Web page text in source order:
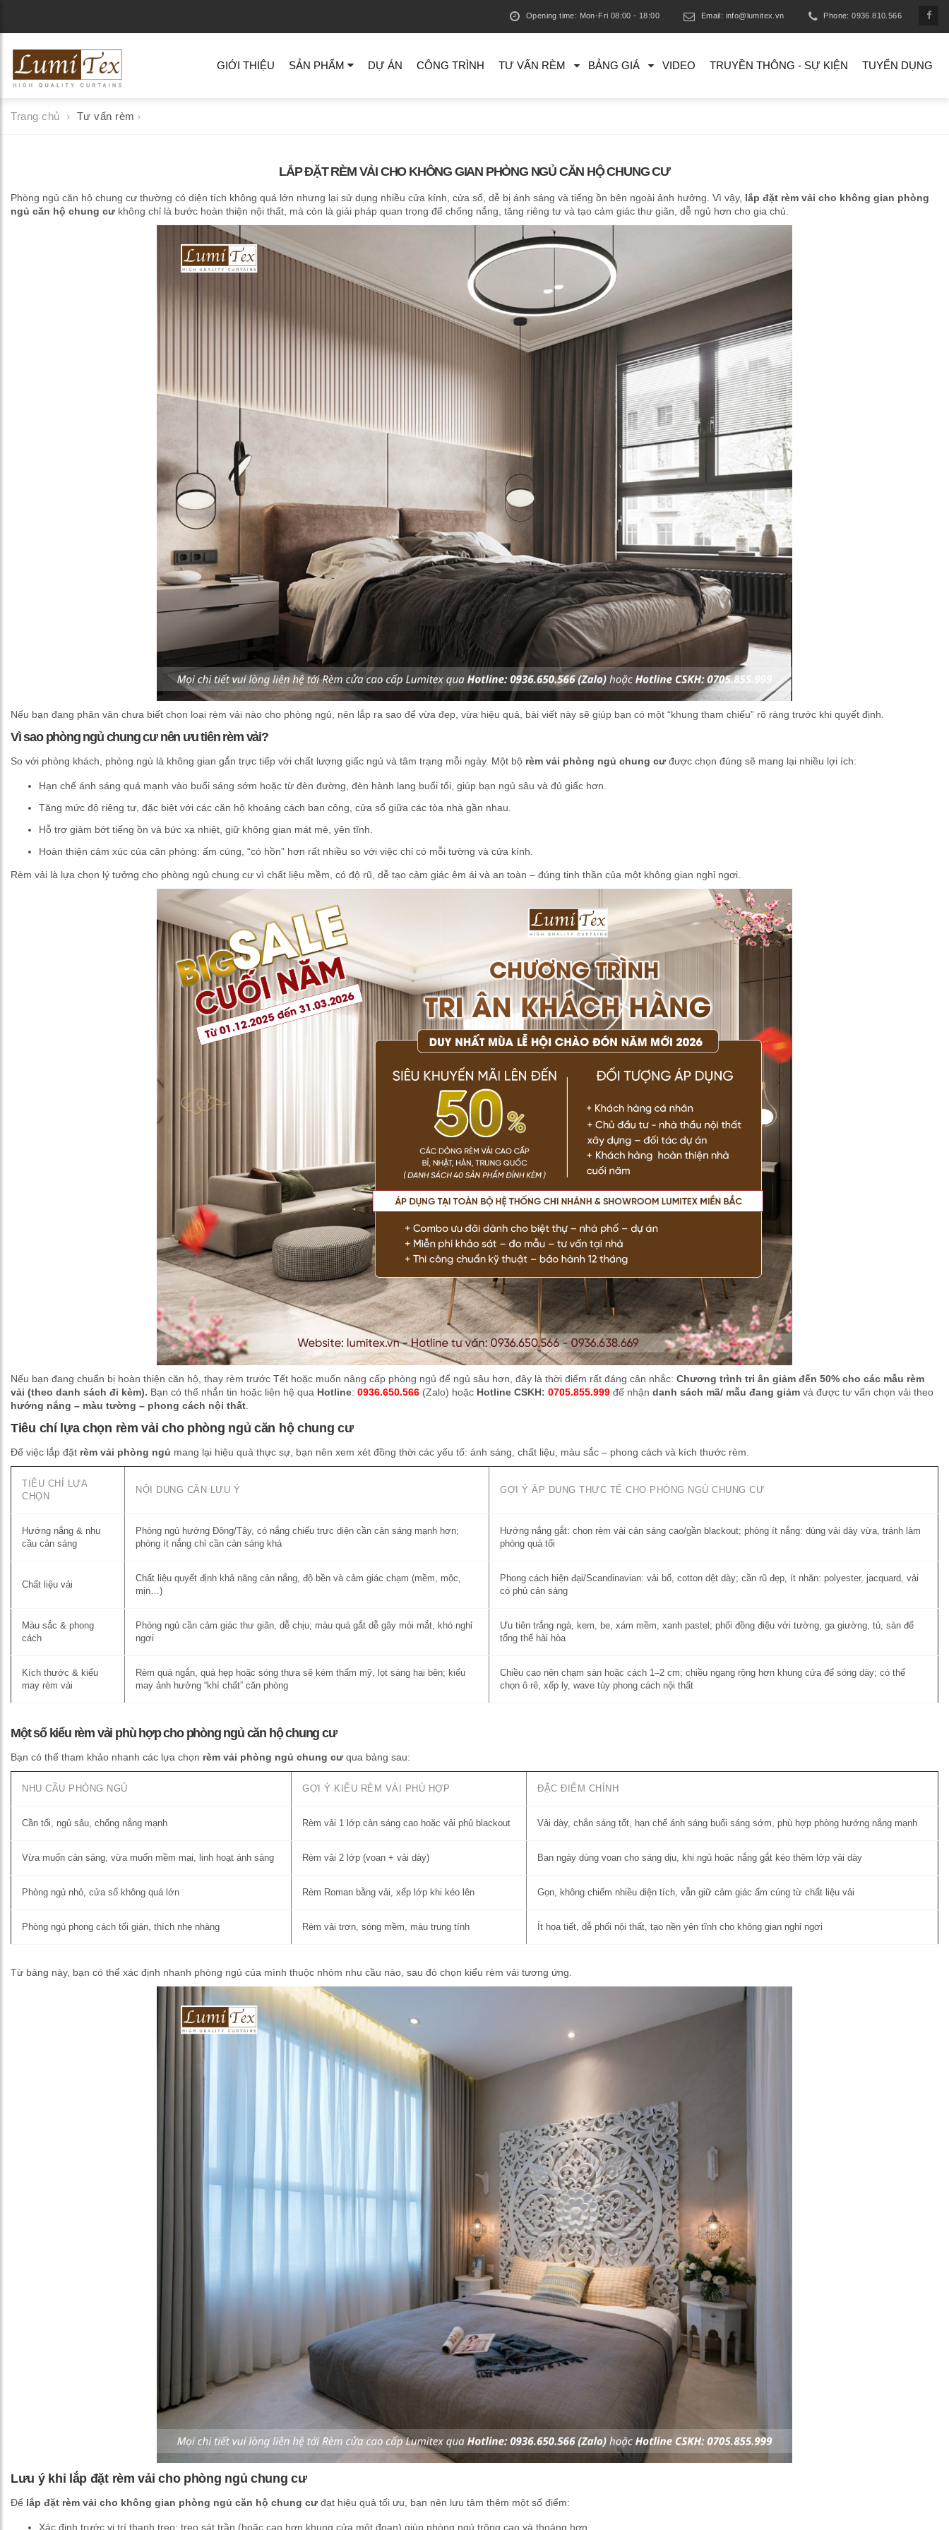
Opening time: Mon-Fri 08:00 - 18:00 Email: info@lumitex.vn Phone: 0936.810.566
GIỚI THIỆU SẢN PHẨM DỰ ÁN CÔNG TRÌNH TƯ VẤN RÈM BẢNG GIÁ VIDEO TRUYỀN THÔNG - SỰ KIỆN TUYỂN DỤNG
Trang chủ Tư vấn rèm
LẮP ĐẶT RÈM VẢI CHO KHÔNG GIAN PHÒNG NGỦ CĂN HỘ CHUNG CƯ
Phòng ngủ căn hộ chung cư thường có diện tích không quá lớn nhưng lại sử dụng nhiều cửa kính, cửa sổ, dễ bị ánh sáng và tiếng ồn bên ngoài ảnh hưởng. Vì vậy, lắp đặt rèm vải cho không gian phòng
ngủ căn hộ chung cưkhông chỉ là bước hoàn thiện nội thất, mà còn là giải pháp quan trọng để chống nắng, tăng riêng tư và tạo cảm giác thư giãn, dễ ngủ hơn cho gia chủ.
Nếu bạn đang phân vân chưa biết chọn loại rèm vải nào cho phòng ngủ, nên lắp ra sao để vừa đẹp, vừa hiệu quả, bài viết này sẽ giúp bạn có một “khung tham chiếu” rõ ràng trước khi quyết định.
Vì sao phòng ngủ chung cư nên ưu tiên rèm vải?
So với phòng khách, phòng ngủ là không gian gắn trực tiếp với chất lượng giấc ngủ và tâm trạng mỗi ngày. Một bộ rèm vải phòng ngủ chung cưđược chọn đúng sẽ mang lại nhiều lợi ích:
Hạn chế ánh sáng quá mạnh vào buổi sáng sớm hoặc từ đèn đường, đèn hành lang buổi tối, giúp bạn ngủ sâu và đủ giấc hơn.
Tăng mức độ riêng tư, đặc biệt với các căn hộ khoảng cách ban công, cửa sổ giữa các tòa nhà gần nhau.
Hỗ trợ giảm bớt tiếng ồn và bức xạ nhiệt, giữ không gian mát mẻ, yên tĩnh.
Hoàn thiện cảm xúc của căn phòng: ấm cúng, “có hồn” hơn rất nhiều so với việc chỉ có mỗi tường và cửa kính.
Rèm vải là lựa chọn lý tưởng cho phòng ngủ chung cư vì chất liệu mềm, có độ rũ, dễ tạo cảm giác êm ái và an toàn – đúng tinh thần của một không gian nghỉ ngơi.
Nếu bạn đang chuẩn bị hoàn thiện căn hộ, thay rèm trước Tết hoặc muốn nâng cấp phòng ngủ để ngủ sâu hơn, đây là thời điểm rất đáng cân nhắc: Chương trình tri ân giảm đến 50% cho các mẫu rèm
vải (theo danh sách đi kèm). Bạn có thể nhắn tin hoặc liên hệ qua Hotline: 0936.650.566 (Zalo) hoặc Hotline CSKH: 0705.855.999 để nhận danh sách mã/ mẫu đang giảm và được tư vấn chọn vải theo
hướng nắng – màu tường – phong cách nội thất.
Tiêu chí lựa chọn rèm vải cho phòng ngủ căn hộ chung cư
Để việc lắp đặt rèm vải phòng ngủ mang lại hiệu quả thực sự, bạn nên xem xét đồng thời các yếu tố: ánh sáng, chất liệu, màu sắc – phong cách và kích thước rèm.
TIÊU CHÍ LỰA
CHỌN
NỘI DUNG CẦN LƯU Ý GỢI Ý ÁP DỤNG THỰC TẾ CHO PHÒNG NGỦ CHUNG CƯ
Hướng nắng & nhu
cầu cản sáng
Phòng ngủ hướng Đông/Tây, có nắng chiếu trực diện cần cản sáng mạnh hơn;
phòng ít nắng chỉ cần cản sáng khá
Hướng nắng gắt: chọn rèm vải cản sáng cao/gần blackout; phòng ít nắng: dùng vải dày vừa, tránh làm
phòng quá tối
Chất liệu vải
Chất liệu quyết định khả năng cản nắng, độ bền và cảm giác chạm (mềm, mộc,
mịn…)
Phong cách hiện đại/Scandinavian: vải bố, cotton dệt dày; cần rũ đẹp, ít nhăn: polyester, jacquard, vải
có phủ cản sáng
Màu sắc & phong
cách
Phòng ngủ cần cảm giác thư giãn, dễ chịu; màu quá gắt dễ gây mỏi mắt, khó nghỉ
ngơi
Ưu tiên trắng ngà, kem, be, xám mềm, xanh pastel; phối đồng điệu với tường, ga giường, tủ, sàn để
tổng thể hài hòa
Kích thước & kiểu
may rèm vải
Rèm quá ngắn, quá hẹp hoặc sóng thưa sẽ kém thẩm mỹ, lọt sáng hai bên; kiểu
may ảnh hưởng “khí chất” căn phòng
Chiều cao nên chạm sàn hoặc cách 1–2 cm; chiều ngang rộng hơn khung cửa để sóng dày; có thể
chọn ô rê, xếp ly, wave tùy phong cách nội thất
Một số kiểu rèm vải phù hợp cho phòng ngủ căn hộ chung cư
Bạn có thể tham khảo nhanh các lựa chọn rèm vải phòng ngủ chung cưqua bảng sau:
NHU CẦU PHÒNG NGỦ GỢI Ý KIỂU RÈM VẢI PHÙ HỢP ĐẶC ĐIỂM CHÍNH
Cần tối, ngủ sâu, chống nắng mạnh Rèm vải 1 lớp cản sáng cao hoặc vải phủ blackout Vải dày, chắn sáng tốt, hạn chế ánh sáng buổi sáng sớm, phù hợp phòng hướng nắng mạnh
Vừa muốn cản sáng, vừa muốn mềm mại, linh hoạt ánh sáng Rèm vải 2 lớp (voan + vải dày) Ban ngày dùng voan cho sáng dịu, khi ngủ hoặc nắng gắt kéo thêm lớp vải dày
Phòng ngủ nhỏ, cửa sổ không quá lớn Rèm Roman bằng vải, xếp lớp khi kéo lên Gọn, không chiếm nhiều diện tích, vẫn giữ cảm giác ấm cúng từ chất liệu vải
Phòng ngủ phong cách tối giản, thích nhẹ nhàng Rèm vải trơn, sóng mềm, màu trung tính Ít họa tiết, dễ phối nội thất, tạo nền yên tĩnh cho không gian nghỉ ngơi
Từ bảng này, bạn có thể xác định nhanh phòng ngủ của mình thuộc nhóm nhu cầu nào, sau đó chọn kiểu rèm vải tương ứng.
Lưu ý khi lắp đặt rèm vải cho phòng ngủ chung cư
Để lắp đặt rèm vải cho không gian phòng ngủ căn hộ chung cưđạt hiệu quả tối ưu, bạn nên lưu tâm thêm một số điểm:
Xác định trước vị trí thanh treo: treo sát trần (hoặc cao hơn khung cửa một đoạn) giúp phòng ngủ trông cao và thoáng hơn.